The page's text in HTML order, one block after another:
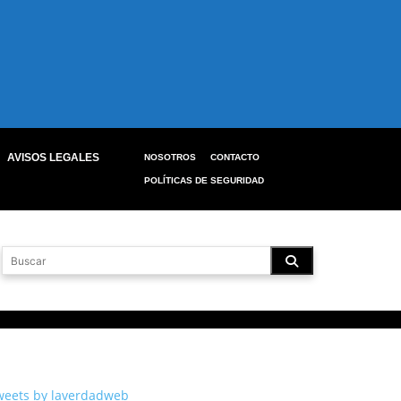
AVISOS LEGALES
NOSOTROS CONTACTO
POLÍTICAS DE SEGURIDAD
by laverdadweb